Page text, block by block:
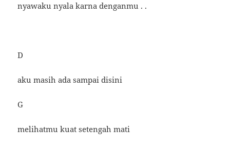
nyawaku nyala karna denganmu . .
D
aku masih ada sampai disini
G
melihatmu kuat setengah mati